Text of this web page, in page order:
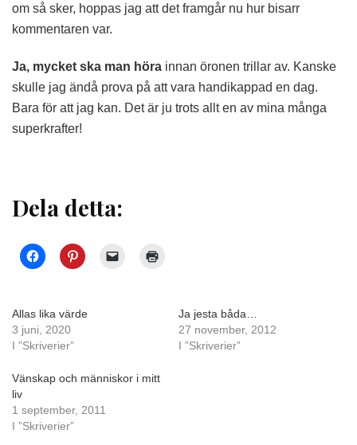
om så sker, hoppas jag att det framgår nu hur bisarr
kommentaren var.
Ja, mycket ska man höra innan öronen trillar av. Kanske
skulle jag ändå prova på att vara handikappad en dag.
Bara för att jag kan. Det är ju trots allt en av mina många
superkrafter!
Dela detta:
Allas lika värde
3 juni, 2020
I ”Skriverier”
Ja jesta båda…
27 november, 2012
I ”Skriverier”
Vänskap och människor i mitt
liv
1 september, 2011
I ”Skriverier”